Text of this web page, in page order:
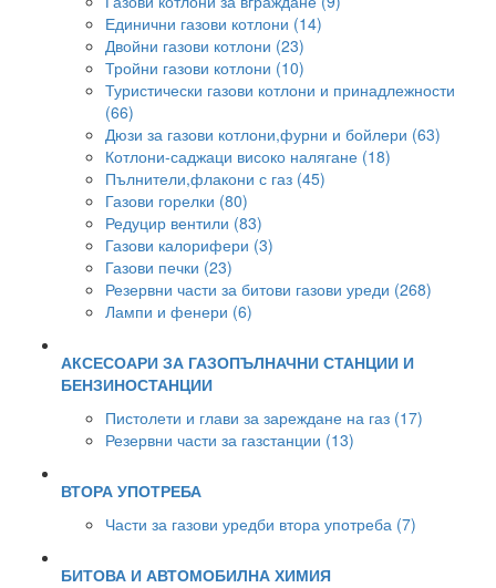
Единични газови котлони (14)
Двойни газови котлони (23)
Тройни газови котлони (10)
Туристически газови котлони и принадлежности
(66)
Дюзи за газови котлони,фурни и бойлери (63)
Котлони-саджаци високо налягане (18)
Пълнители,флакони с газ (45)
Газови горелки (80)
Редуцир вентили (83)
Газови калорифери (3)
Газови печки (23)
Резервни части за битови газови уреди (268)
Лампи и фенери (6)
АКСЕСОАРИ ЗА ГАЗОПЪЛНАЧНИ СТАНЦИИ И
БЕНЗИНОСТАНЦИИ
Пистолети и глави за зареждане на газ (17)
Резервни части за газстанции (13)
ВТОРА УПОТРЕБА
Части за газови уредби втора употреба (7)
БИТОВА И АВТОМОБИЛНА ХИМИЯ